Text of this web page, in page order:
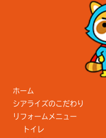
ホーム
シアライズのこだわり
リフォームメニュー
トイレ